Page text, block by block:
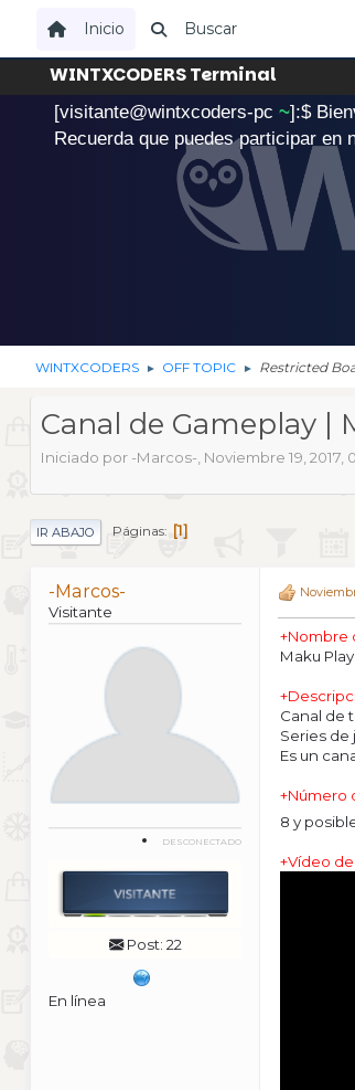
Inicio Buscar
WINTXCODERS Terminal
[visitante@wintxcoders-pc ~]:$ .Bien
Recuerda que puedes participar en
WINTXCODERS ► OFF TOPIC ► Restricted
Canal de Gameplay |
Iniciado por -Marcos-, Noviembre 19, 2017,
IR ABAJO Páginas 1
-Marcos-
Visitante
DESCONECTADO
Post: 22
En línea
+Nombre
Maku Play
Canal de
Series de
Es un
+Número
8 y
+Vídeo